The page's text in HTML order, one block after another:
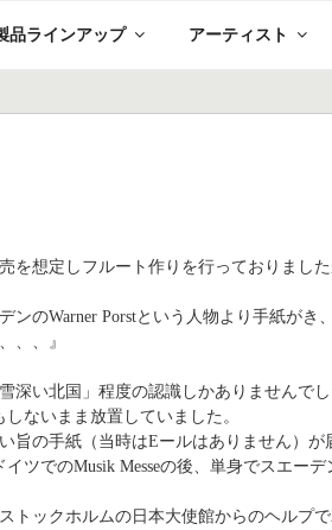
品ラインアップ アーティスト
を想定しフルート作りを行っておりまし
ンのWarner Porstという人物より手紙がき
、、』
深い北国」程度の認識しかありませんで
ないまま放置していました。
旨の手紙（当時はEールはありません）が
ツでのMusik Messeの後、単身でスエー
トックホルムの日本大使館からのヘルプ